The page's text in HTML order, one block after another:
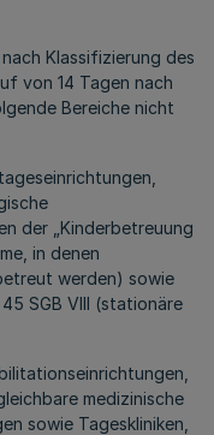
Klassifizierung des
von 14 Tagen nach
Bereiche nicht
der „Kinderbetreuung
in denen
werden) sowie
SGB VIII (stationäre
medizinische
sowie Tageskliniken,